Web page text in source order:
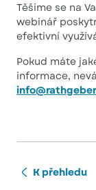
Těšíme se na
webinář
efektivní
Pokud máte
informace,
K přehledu